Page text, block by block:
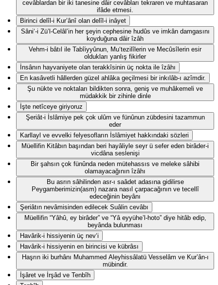
cevâblardan bir iki tanesine dâir cevâbları tekraren ve muhtasaran
ifâde etmesi.
Birinci delîl-i Kur’ânî olan delîl-i inâyet
Sâni‘-i Zü’l-Celâl’in her şeyin cephesine hudûs ve imkân damgasını
koyduğuna dâir îzâh
Vehm-i bâtıl ile Tabîiyyûnun, Mu‘tezilîlerin ve Mecûsîlerin esir
oldukları yanlış fikirler
İnsânın hayvaniyete olan terakkîsinin üç nokta ile îzâhı
En kasâvetli hâllerden güzel ahlâka geçilmesi bir inkılâb-ı azîmdir.
Şu nükte ve noktaları bildikten sonra, geniş ve muhâkemeli ve
müdakkik bir zihinle dinle
İşte netîceye giriyoruz
Şeriât-i İslâmiye pek çok ulûm ve fünûnun zübdesini tazammun
eder
Karllayl ve evvelki felyesofların İslâmiyet hakkındaki sözleri
Müellifin Kitâbın başından beri hayâliyle seyr ü sefer eden birâder-i
vicdâna seslenişi
Bir şahsın çok fünûnda neden mütehassıs ve meleke sâhibi
olamayacağının îzâhı
Bu asrın sâhilinden asr-ı saâdet adasına gidilirse
Peygamberimizin(asm) nazara nasıl çarpacağının ve tecellî
edeceğinin beyânı
Şeriâtın nevâmisinden edilecek Suâlin cevâbı
Müellifin “Yâhû, ey birâder” ve “Yâ eyyühe’l-hoto” diye hitâb edip,
beyânda bulunması
Havârik-i hissiyenin üç nev‘i
Havârik-i hissiyenin en birincisi ve kübrâsı
Haşrın iki burhânı Muhammed Aleyhissâlatü Vesselâm ve Kur’ân-ı
mübindir.
İşâret ve İrşâd ve Tenbîh